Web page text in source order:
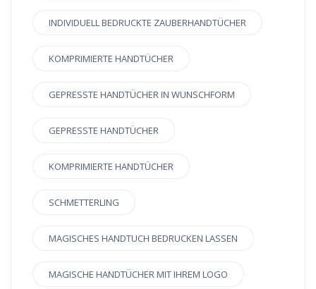
INDIVIDUELL BEDRUCKTE ZAUBERHANDTÜCHER
KOMPRIMIERTE HANDTÜCHER
GEPRESSTE HANDTÜCHER IN WUNSCHFORM
GEPRESSTE HANDTÜCHER
KOMPRIMIERTE HANDTÜCHER
SCHMETTERLING
MAGISCHES HANDTUCH BEDRUCKEN LASSEN
MAGISCHE HANDTÜCHER MIT IHREM LOGO